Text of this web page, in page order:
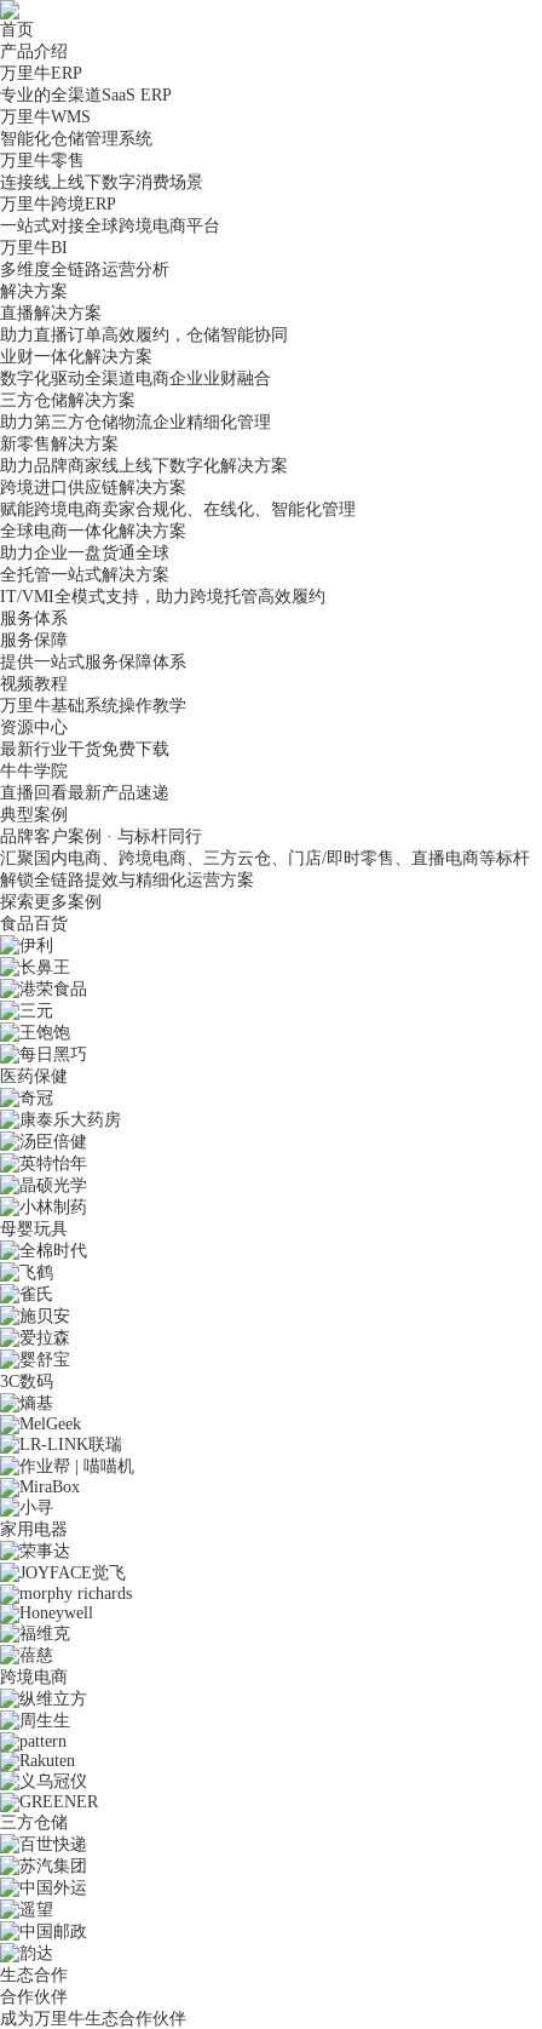
首页
产品介绍
万里牛ERP
专业的全渠道SaaS ERP
万里牛WMS
智能化仓储管理系统
万里牛零售
连接线上线下数字消费场景
万里牛跨境ERP
一站式对接全球跨境电商平台
万里牛BI
多维度全链路运营分析
解决方案
直播解决方案
助力直播订单高效履约，仓储智能协同
业财一体化解决方案
数字化驱动全渠道电商企业业财融合
三方仓储解决方案
助力第三方仓储物流企业精细化管理
新零售解决方案
助力品牌商家线上线下数字化解决方案
跨境进口供应链解决方案
赋能跨境电商卖家合规化、在线化、智能化管理
全球电商一体化解决方案
助力企业一盘货通全球
全托管一站式解决方案
IT/VMI全模式支持，助力跨境托管高效履约
服务体系
服务保障
提供一站式服务保障体系
视频教程
万里牛基础系统操作教学
资源中心
最新行业干货免费下载
牛牛学院
直播回看最新产品速递
典型案例
品牌客户案例 · 与标杆同行
汇聚国内电商、跨境电商、三方云仓、门店/即时零售、直播电商等标杆
解锁全链路提效与精细化运营方案
探索更多案例
食品百货
医药保健
母婴玩具
3C数码
家用电器
跨境电商
三方仓储
生态合作
合作伙伴
成为万里牛生态合作伙伴